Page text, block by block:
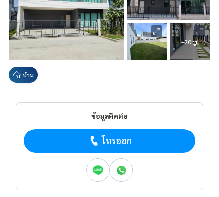
+20 รูป
บ้าน
ข้อมูลติดต่อ
โทรออก